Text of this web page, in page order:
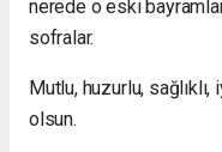
nerede o eski
sofralar.
Mutlu, huzurlu,
olsun.